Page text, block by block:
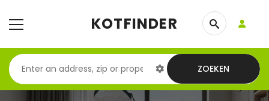
KOTFINDER
ZOEKEN